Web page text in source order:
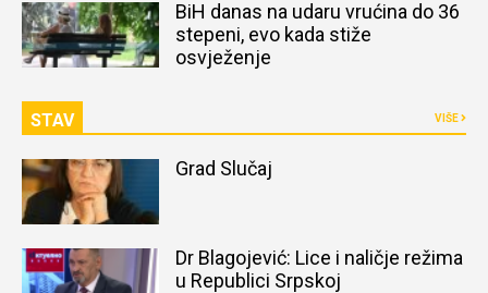
BiH danas na udaru vrućina do 36
stepeni, evo kada stiže
osvježenje
STAV VIŠE
Grad Slučaj
Dr Blagojević: Lice i naličje režima
u Republici Srpskoj